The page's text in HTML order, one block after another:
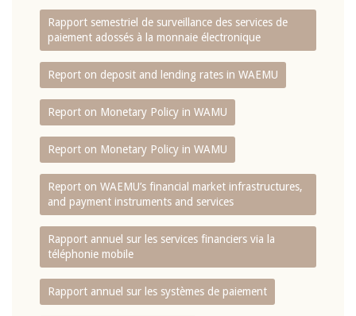
Rapport semestriel de surveillance des services de
paiement adossés à la monnaie électronique
Report on deposit and lending rates in WAEMU
Report on Monetary Policy in WAMU
Report on Monetary Policy in WAMU
Report on WAEMU’s financial market infrastructures,
and payment instruments and services
Rapport annuel sur les services financiers via la
téléphonie mobile
Rapport annuel sur les systèmes de paiement